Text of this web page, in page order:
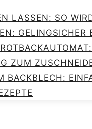
LASSEN: SO
GELINGSICHER
ZUM